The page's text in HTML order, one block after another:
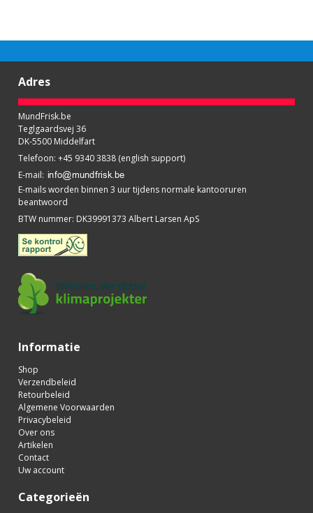
Adres
MundFrisk.be
Teglgaardsvej 36
DK-5500 Middelfart
Telefoon: +45 9340 3838 (english support)
E-mail:
E-mails worden binnen 3 uur tijdens normale kantooruren
beantwoord
BTW nummer: DK39991373 Albert Larsen ApS
Informatie
Shop
Verzendbeleid
Retourbeleid
Algemene Voorwaarden
Privacybeleid
Over ons
Artikelen
Contact
Uw account
Categorieën